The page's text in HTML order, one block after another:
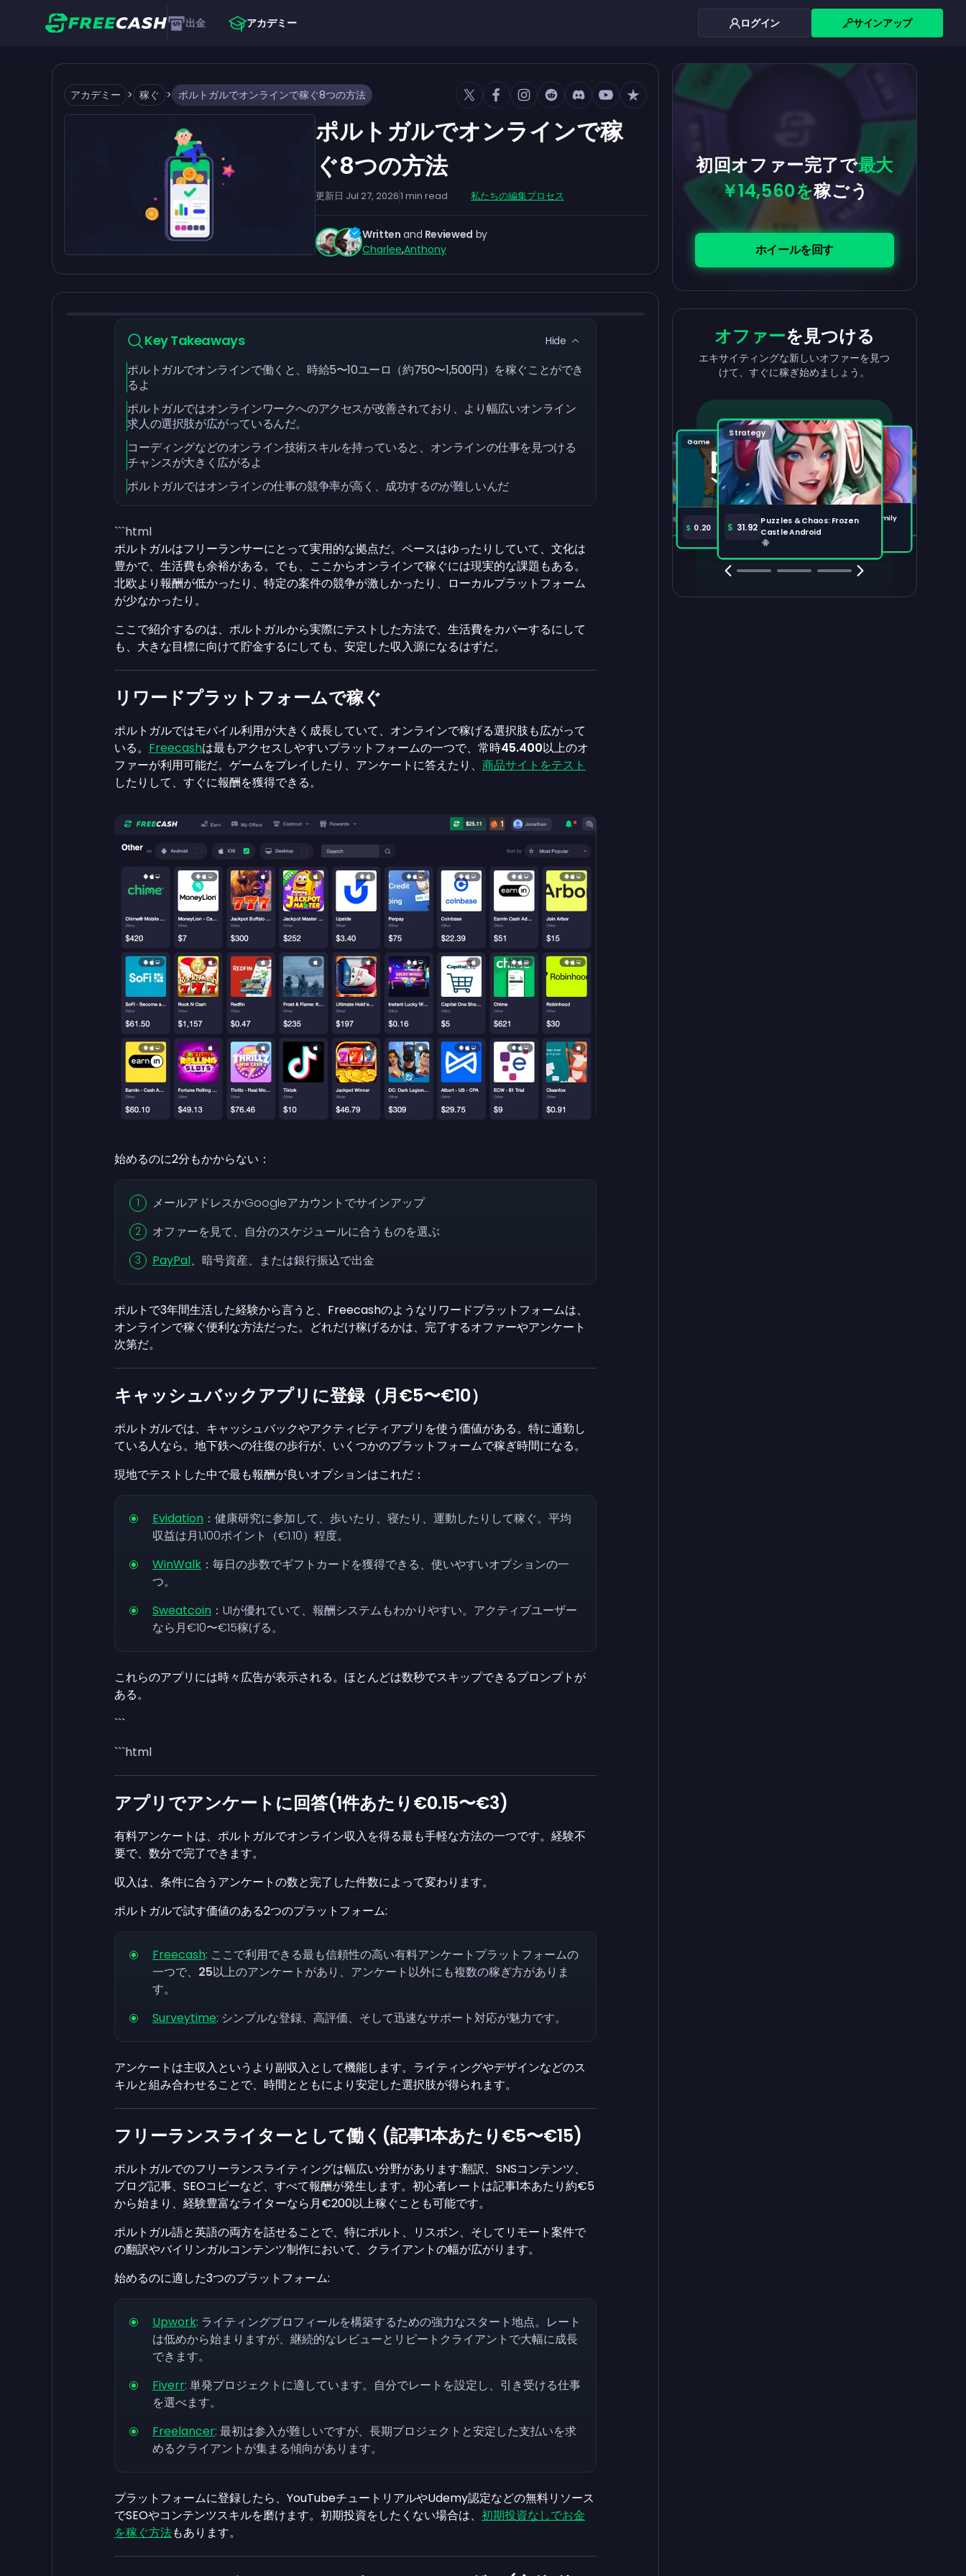
出金 アカデミー ログイン サインアップ
アカデミー > 稼ぐ > ポルトガルでオンラインで稼ぐ8つの方法
ポルトガルでオンラインで稼
ぐ8つの方法
更新日 Jul 27, 20261 min read 私たちの編集プロセス
Written and Reviewed by
Charlee,Anthony
Key Takeaways Hide
ポルトガルでオンラインで働くと、時給5〜10ユーロ（約750〜1,500円）を稼ぐことができ
るよ
ポルトガルではオンラインワークへのアクセスが改善されており、より幅広いオンライン
求人の選択肢が広がっているんだ。
コーディングなどのオンライン技術スキルを持っていると、オンラインの仕事を見つける
チャンスが大きく広がるよ
ポルトガルではオンラインの仕事の競争率が高く、成功するのが難しいんだ
```html
ポルトガルはフリーランサーにとって実用的な拠点だ。ペースはゆったりしていて、文化は
豊かで、生活費も余裕がある。でも、ここからオンラインで稼ぐには現実的な課題もある。
北欧より報酬が低かったり、特定の案件の競争が激しかったり、ローカルプラットフォーム
が少なかったり。
ここで紹介するのは、ポルトガルから実際にテストした方法で、生活費をカバーするにして
も、大きな目標に向けて貯金するにしても、安定した収入源になるはずだ。
リワードプラットフォームで稼ぐ
ポルトガルではモバイル利用が大きく成長していて、オンラインで稼げる選択肢も広がって
いる。 Freecashは最もアクセスしやすいプラットフォームの一つで、常時45.400以上のオ
ファーが利用可能だ。ゲームをプレイしたり、アンケートに答えたり、 商品サイトをテスト
したりして、すぐに報酬を獲得できる。
始めるのに2分もかからない：
メールアドレスかGoogleアカウントでサインアップ
オファーを見て、自分のスケジュールに合うものを選ぶ
PayPal、暗号資産、または銀行振込で出金
ポルトで3年間生活した経験から言うと、Freecashのようなリワードプラットフォームは、
オンラインで稼ぐ便利な方法だった。どれだけ稼げるかは、完了するオファーやアンケート
次第だ。
キャッシュバックアプリに登録（月€5〜€10）
ポルトガルでは、キャッシュバックやアクティビティアプリを使う価値がある。特に通勤し
ている人なら。地下鉄への往復の歩行が、いくつかのプラットフォームで稼ぎ時間になる。
現地でテストした中で最も報酬が良いオプションはこれだ：
Evidation ：健康研究に参加して、歩いたり、寝たり、運動したりして稼ぐ。平均
収益は月1,100ポイント（€1.10）程度。
WinWalk ：毎日の歩数でギフトカードを獲得できる、使いやすいオプションの一
つ。
Sweatcoin ：UIが優れていて、報酬システムもわかりやすい。アクティブユーザー
なら月€10〜€15稼げる。
これらのアプリには時々広告が表示される。ほとんどは数秒でスキップできるプロンプトが
ある。
```
```html
アプリでアンケートに回答(1件あたり€0.15〜€3)
有料アンケートは、ポルトガルでオンライン収入を得る最も手軽な方法の一つです。経験不
要で、数分で完了できます。
収入は、条件に合うアンケートの数と完了した件数によって変わります。
ポルトガルで試す価値のある2つのプラットフォーム:
Freecash: ここで利用できる最も信頼性の高い有料アンケートプラットフォームの
一つで、 25以上のアンケートがあり、アンケート以外にも複数の稼ぎ方がありま
す。
Surveytime: シンプルな登録、高評価、そして迅速なサポート対応が魅力です。
アンケートは主収入というより副収入として機能します。ライティングやデザインなどのス
キルと組み合わせることで、時間とともにより安定した選択肢が得られます。
フリーランスライターとして働く(記事1本あたり€5〜€15)
ポルトガルでのフリーランスライティングは幅広い分野があります:翻訳、SNSコンテンツ、
ブログ記事、SEOコピーなど、すべて報酬が発生します。初心者レートは記事1本あたり約€5
から始まり、経験豊富なライターなら月€200以上稼ぐことも可能です。
ポルトガル語と英語の両方を話せることで、特にポルト、リスボン、そしてリモート案件で
の翻訳やバイリンガルコンテンツ制作において、クライアントの幅が広がります。
始めるのに適した3つのプラットフォーム:
Upwork: ライティングプロフィールを構築するための強力なスタート地点。レート
は低めから始まりますが、継続的なレビューとリピートクライアントで大幅に成長
できます。
Fiverr: 単発プロジェクトに適しています。自分でレートを設定し、引き受ける仕事
を選べます。
Freelancer: 最初は参入が難しいですが、長期プロジェクトと安定した支払いを求
めるクライアントが集まる傾向があります。
プラットフォームに登録したら、YouTubeチュートリアルやUdemy認定などの無料リソース
でSEOやコンテンツスキルを磨けます。初期投資をしたくない場合は、 初期投資なしでお金
を稼ぐ方法もあります。
初回オファー完了で最大
￥14,560を稼ごう
ホイールを回す
$100
$5.00
$5.00
$0.10 $5.00
$5.00
$0.10
オファーを見つける
エキサイティングな新しいオファーを見つ
けて、すぐに稼ぎ始めましょう。
Tabletop
$ 36.02 Bingo Dice iOS
Puzzle
$ 30.00Merge Help: Warm Family
Android
Strategy
$ 31.92 Puzzles & Chaos: Frozen
Castle Android
Game
$ 0.20 Amazon Prime
Game
36.97
報酬を獲得
タスクを完了して、残高が増えるのを見
守りましょう。
100,000
注目のオファー すべて表示
Clash Royale
収益を 出金
収益を素早く簡単に引き出せます。